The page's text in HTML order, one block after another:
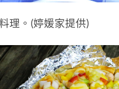
理。(婷媛家提供)